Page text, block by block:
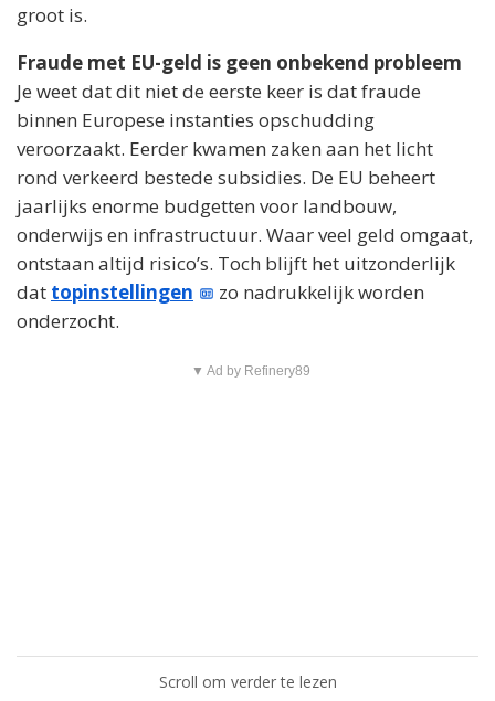
groot is.
Fraude met EU-geld is geen onbekend probleem
Je weet dat dit niet de eerste keer is dat fraude
binnen Europese instanties opschudding
veroorzaakt. Eerder kwamen zaken aan het licht
rond verkeerd bestede subsidies. De EU beheert
jaarlijks enorme budgetten voor landbouw,
onderwijs en infrastructuur. Waar veel geld omgaat,
ontstaan altijd risico’s. Toch blijft het uitzonderlijk
dat topinstellingen
zo nadrukkelijk worden
onderzocht.
▼ Ad by Refinery89
Scroll om verder te lezen